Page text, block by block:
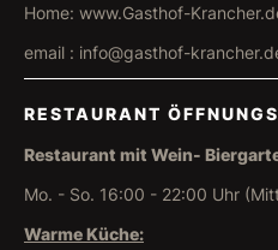
Home: www.Gasthof-
email : info@gasthof-
RESTAURANT
Restaurant mit Wein-
Mo. - So. 16:00 - 22:00 Uhr
Warme Küche: